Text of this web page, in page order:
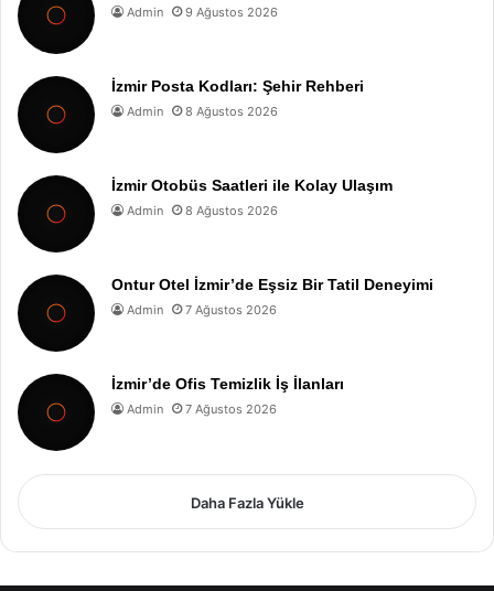
Admin 9 Ağustos 2026
İzmir Posta Kodları: Şehir Rehberi
Admin 8 Ağustos 2026
İzmir Otobüs Saatleri ile Kolay Ulaşım
Admin 8 Ağustos 2026
Ontur Otel İzmir’de Eşsiz Bir Tatil Deneyimi
Admin 7 Ağustos 2026
İzmir’de Ofis Temizlik İş İlanları
Admin 7 Ağustos 2026
Daha Fazla Yükle